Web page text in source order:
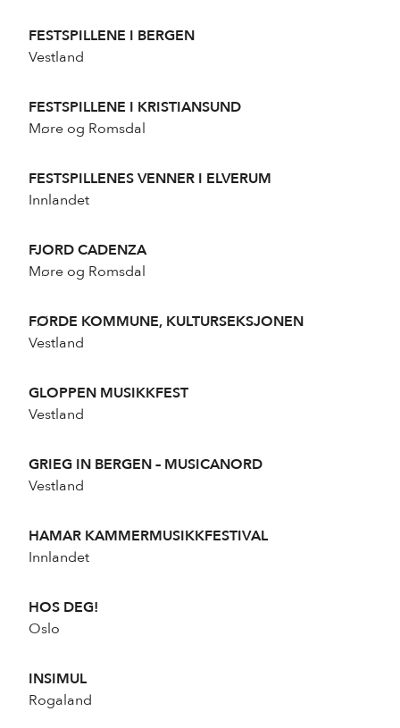
FESTSPILLENE I BERGEN
Vestland
FESTSPILLENE I KRISTIANSUND
Møre og Romsdal
FESTSPILLENES VENNER I ELVERUM
Innlandet
FJORD CADENZA
Møre og Romsdal
FØRDE KOMMUNE, KULTURSEKSJONEN
Vestland
GLOPPEN MUSIKKFEST
Vestland
GRIEG IN BERGEN – MUSICANORD
Vestland
HAMAR KAMMERMUSIKKFESTIVAL
Innlandet
HOS DEG!
Oslo
INSIMUL
Rogaland